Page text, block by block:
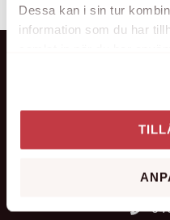
Dessa kan i sin tur
information som du har
svalna. Stöt saffran och
Kung